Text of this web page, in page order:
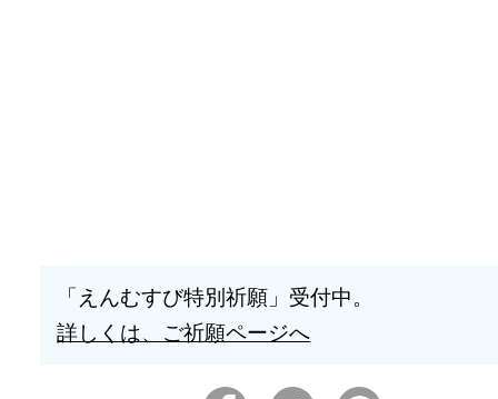
「えんむすび特別祈願」受付中。
詳しくは、ご祈願ページへ